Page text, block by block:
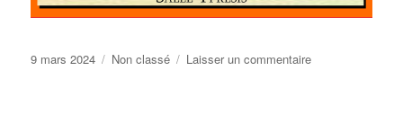
Publié
9 mars 2024 Catégories
Non classé Laisser un commentairesur